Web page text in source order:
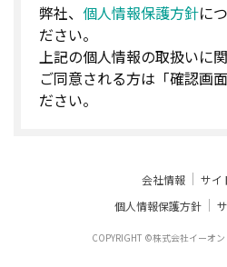
弊社、 個人情報保護方針に
ださい。
上記の個人情報の取扱いに
ご同意される方は「確認画
ださい。
会社情報
サイ
個人情報保護方針
COPYRIGHT ©株式会社イーオ